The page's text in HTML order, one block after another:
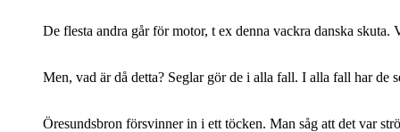
De flesta andra går för motor, t ex denna vackra danska
Men, vad är då detta? Seglar gör de i alla fall. I alla fall har de
Öresundsbron försvinner in i ett töcken. Man såg att det var